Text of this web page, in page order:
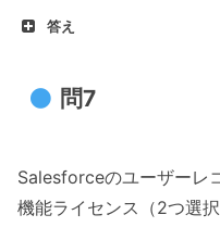
答え
問7
Salesforceのユーザーレ
機能ライセンス（2つ選択